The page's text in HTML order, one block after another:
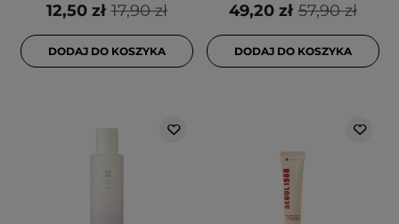
17,90 zł
12,50 zł
DODAJ DO KOSZYKA
57,90 zł
49,20 zł
DODAJ DO KOSZYKA